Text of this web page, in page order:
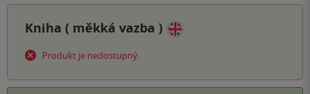
Kniha ( měkká vazba )
Produkt je nedostupný.